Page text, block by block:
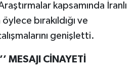
kapsamında İranlı
bırakıldığı ve
genişletti.
MESAJI CİNAYETİ